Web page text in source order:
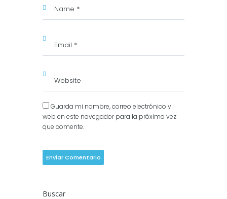
Guarda mi nombre, correo electrónico y
web en este navegador para la próxima vez
que comente.
Buscar